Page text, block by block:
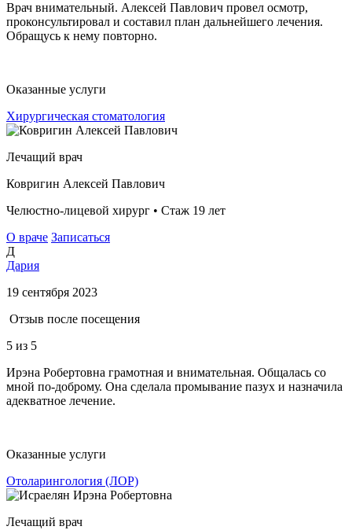
Врач внимательный. Алексей Павлович провел осмотр,
проконсультировал и составил план дальнейшего лечения.
Обращусь к нему повторно.
Оказанные услуги
Хирургическая стоматология
Лечащий врач
Ковригин Алексей Павлович
Челюстно-лицевой хирург • Стаж 19 лет
О враче Записаться
Д
Дария
19 сентября 2023
Отзыв после посещения
5 из 5
Ирэна Робертовна грамотная и внимательная. Общалась со
мной по-доброму. Она сделала промывание пазух и назначила
адекватное лечение.
Оказанные услуги
Отоларингология (ЛОР)
Лечащий врач